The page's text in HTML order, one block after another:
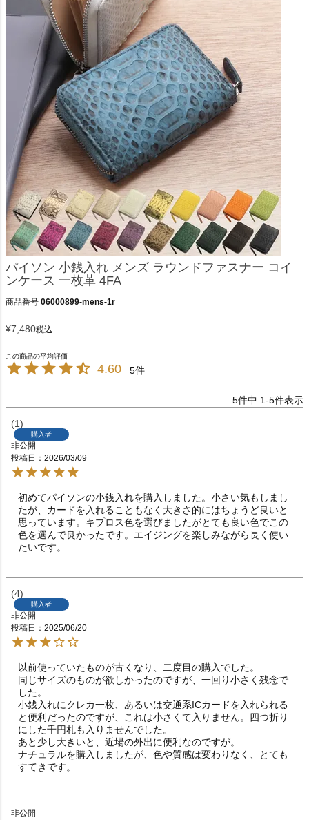
パイソン 小銭入れ メンズ ラウンドファスナー コイ
ンケース 一枚革 4FA
商品番号 06000899-mens-1r
¥7,480税込
4.60 5
5件中 1-5件表示
1
購入者
非公開
投稿日
2026/03/09
初めてパイソンの小銭入れを購入しました。小さい気もしまし
たが、カードを入れることもなく大きさ的にはちょうど良いと
思っています。キプロス色を選びましたがとても良い色でこの
色を選んで良かったです。エイジングを楽しみながら長く使い
たいです。
4
購入者
非公開
投稿日
2025/06/20
以前使っていたものが古くなり、二度目の購入でした。
同じサイズのものが欲しかったのですが、一回り小さく残念で
した。
小銭入れにクレカ一枚、あるいは交通系ICカードを入れられる
と便利だったのですが、これは小さくて入りません。四つ折り
にした千円札も入りませんでした。
あと少し大きいと、近場の外出に便利なのですが。
ナチュラルを購入しましたが、色や質感は変わりなく、とても
すてきです。
非公開